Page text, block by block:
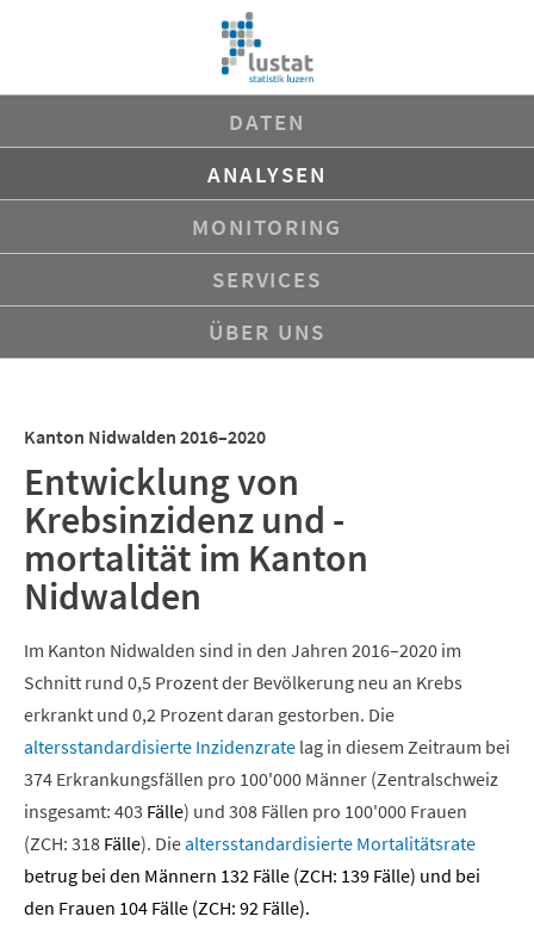
DATEN
ANALYSEN
MONITORING
SERVICES
ÜBER UNS
Kanton Nidwalden 2016–2020
Entwicklung von
Krebsinzidenz und -
mortalität im Kanton
Nidwalden
Im Kanton Nidwalden sind in den Jahren 2016–2020 im
Schnitt rund 0,5 Prozent der Bevölkerung neu an Krebs
erkrankt und 0,2 Prozent daran gestorben. Die
altersstandardisierte Inzidenzrate lag in diesem Zeitraum bei
374 Erkrankungsfällen pro 100'000 Männer (Zentralschweiz
insgesamt: 403 Fälle) und 308 Fällen pro 100'000 Frauen
(ZCH: 318 Fälle). Diealtersstandardisierte Mortalitätsrate
betrug bei den Männern 132 Fälle (ZCH: 139 Fälle) und bei
den Frauen 104 Fälle (ZCH: 92 Fälle).